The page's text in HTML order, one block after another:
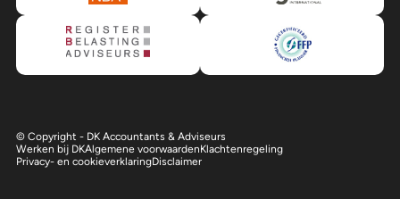
© Copyright - DK Accountants & Adviseurs
Werken bij DKAlgemene voorwaardenKlachtenregeling
Privacy- en cookieverklaringDisclaimer